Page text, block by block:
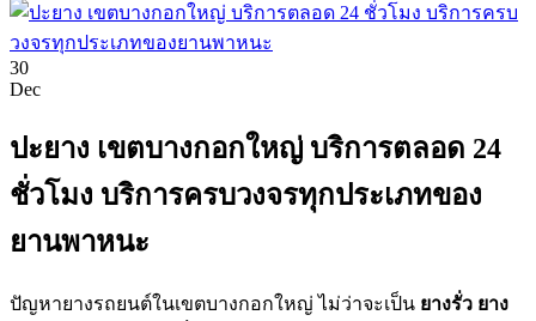
30
Dec
ปะยาง เขตบางกอกใหญ่ บริการตลอด 24
ชั่วโมง บริการครบวงจรทุกประเภทของ
ยานพาหนะ
ปัญหายางรถยนต์ในเขตบางกอกใหญ่ ไม่ว่าจะเป็น ยางรั่ว ยาง